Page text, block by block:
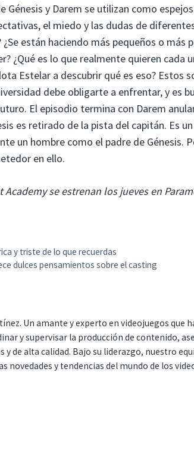
Génesis y Darem se utilizan como
el miedo y las dudas de
están haciendo más pequeños o más
¿Qué es lo que realmente quieren cada
Estelar a descubrir qué es eso? Estos
debe obligarte a enfrentar, y es
El episodio termina con Darem
es retirado de la pista del capitán. Es
un hombre como el padre de Génesis.
en ello.
se estrenan los jueves en
y triste de lo que recuerdas
dulces pensamientos sobre el casting
Un amante y experto en videojuegos que
y supervisar la producción de contenido,
de alta calidad. Bajo su liderazgo, nuestro
novedades y tendencias del mundo de los